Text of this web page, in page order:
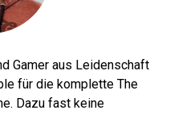
Gamer aus Leidenschaft
für die komplette The
Dazu fast keine